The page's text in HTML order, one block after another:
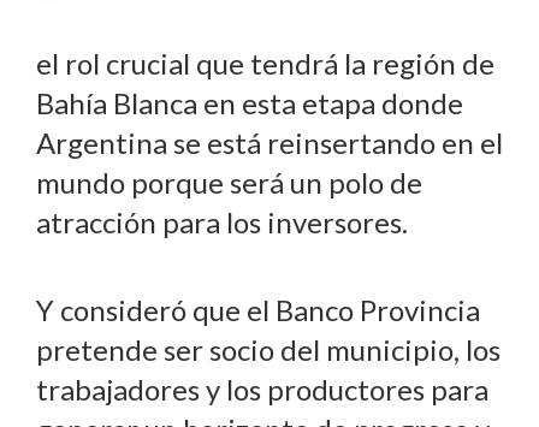
el rol crucial que tendrá la región de
Bahía Blanca en esta etapa donde
Argentina se está reinsertando en el
mundo porque será un polo de
atracción para los inversores.
Y consideró que el Banco Provincia
pretende ser socio del municipio, los
trabajadores y los productores para